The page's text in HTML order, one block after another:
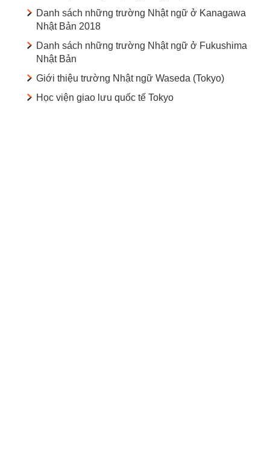
Danh sách những trường Nhật ngữ ở Kanagawa
Nhật Bản 2018
Danh sách những trường Nhật ngữ ở Fukushima
Nhật Bản
Giới thiệu trường Nhật ngữ Waseda (Tokyo)
Học viện giao lưu quốc tế Tokyo